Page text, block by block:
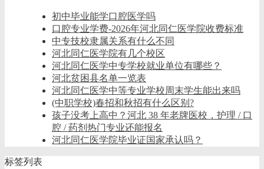
初中毕业能学口腔医学吗
口腔专业学费-2026年河北同仁医学院收费标准
中专技校隶属关系有什么不同
河北同仁医学院有几个校区
河北同仁医学中专学校就业单位有哪些？
河北贫困县名单一览表
河北同仁医学中等专业学校周末学生能出来吗
(中职学校)春招和秋招有什么区别?
孩子没考上高中？河北 38 年老牌医校，护理 / 口
腔 / 药剂热门专业还能报名
河北同仁医学院毕业证国家承认吗？
标签列表